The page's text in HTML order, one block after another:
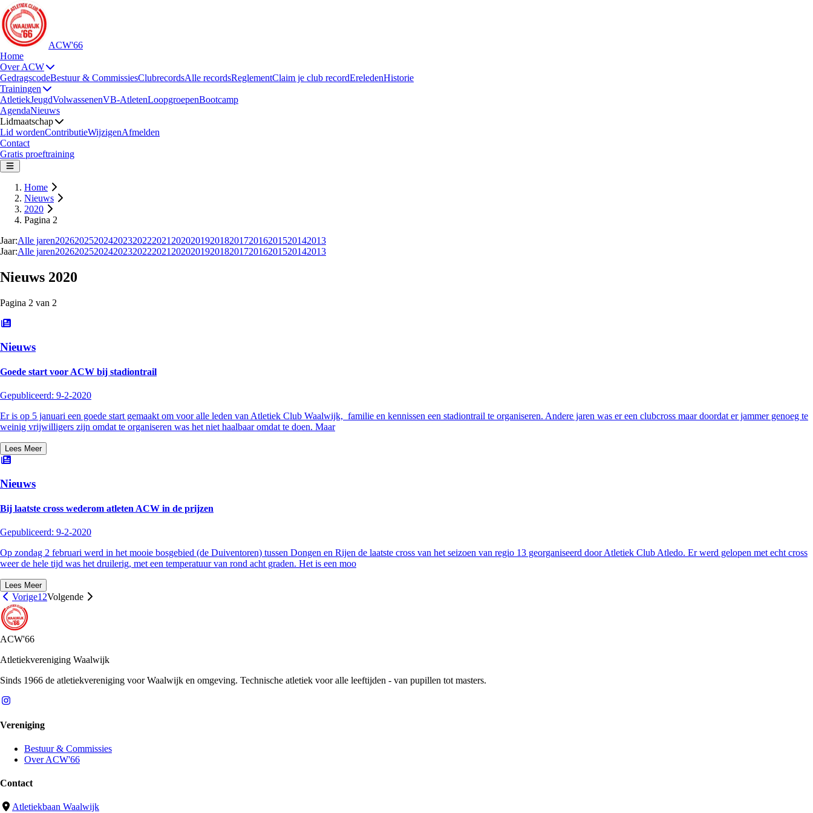
ACW'66
Home
Over ACW
GedragscodeBestuur & CommissiesClubrecordsAlle recordsReglementClaim je club recordEreledenHistorie
Trainingen
AtletiekJeugdVolwassenenVB-AtletenLoopgroepenBootcamp
AgendaNieuws
Lidmaatschap
Lid wordenContributieWijzigenAfmelden
Contact
Gratis proeftraining
Home
Nieuws
2020
Pagina 2
Jaar:Alle jaren202620252024202320222021 20202019201820172016201520142013
Jaar:Alle jaren202620252024202320222021 20202019201820172016201520142013
Nieuws 2020
Pagina 2 van 2
Nieuws
Goede start voor ACW bij stadiontrail
Gepubliceerd: 9-2-2020
Er is op 5 januari een goede start gemaakt om voor alle leden van Atletiek Club Waalwijk, familie en kennissen een stadiontrail te organiseren. Andere jaren was er een clubcross maar doordat er jammer genoeg te
weinig vrijwilligers zijn omdat te organiseren was het niet haalbaar omdat te doen. Maar
Lees Meer
Nieuws
Bij laatste cross wederom atleten ACW in de prijzen
Gepubliceerd: 9-2-2020
Op zondag 2 februari werd in het mooie bosgebied (de Duiventoren) tussen Dongen en Rijen de laatste cross van het seizoen van regio 13 georganiseerd door Atletiek Club Atledo. Er werd gelopen met echt cross
weer de hele tijd was het druilerig, met een temperatuur van rond acht graden. Het is een moo
Lees Meer
Vorige1 2Volgende
ACW'66
Atletiekvereniging Waalwijk
Sinds 1966 de atletiekvereniging voor Waalwijk en omgeving. Technische atletiek voor alle leeftijden - van pupillen tot masters.
Vereniging
Bestuur & Commissies
Over ACW'66
Contact
Atletiekbaan Waalwijk